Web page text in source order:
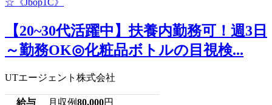
【20~30代活躍中】扶養内勤務可！週3日
～勤務OK◎化粧品ボトルの目視検...
UTエージェント株式会社
給与 月収例80,000円